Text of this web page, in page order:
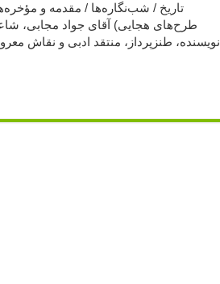
تاریخ / شب‌نگاره‌ها / مقدمه و
طرح‌های هجایی) آقای جواد مجابی،
نویسنده، طنزپرداز، منتقد ادبی و نقاش